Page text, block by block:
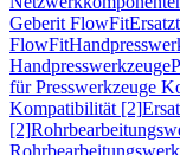
Geberit FlowFit
FlowFit
Handpresswerkzeuge
für Presswerkzeuge
Kompatibilität [2]
[2]